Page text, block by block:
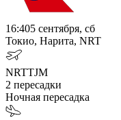
16:405 сентября, сб
Токио, Нарита, NRT
NRTTJM
2 пересадки
Ночная пересадка